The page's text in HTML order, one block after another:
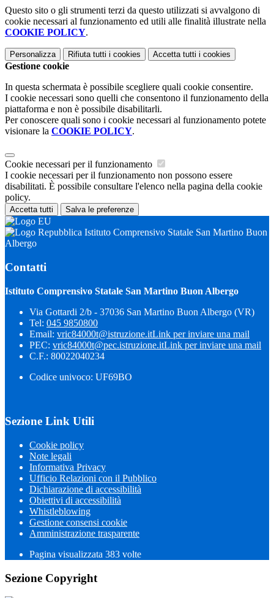
Questo sito o gli strumenti terzi da questo utilizzati si avvalgono di
cookie necessari al funzionamento ed utili alle finalità illustrate nella
COOKIE POLICY.
Personalizza Rifiuta tutti i cookies Accetta tutti i cookies
Gestione cookie
In questa schermata è possibile scegliere quali cookie consentire.
I cookie necessari sono quelli che consentono il funzionamento della
piattaforma e non è possibile disabilitarli.
Per conoscere quali sono i cookie necessari al funzionamento potete
visionare la COOKIE POLICY.
Cookie necessari per il funzionamento
I cookie necessari per il funzionamento non possono essere
disabilitati. È possibile consultare l'elenco nella pagina della cookie
policy.
Accetta tutti Salva le preferenze
Istituto Comprensivo Statale San Martino Buon
Albergo
Contatti
Istituto Comprensivo Statale San Martino Buon Albergo
Via Gottardi 2/b - 37036 San Martino Buon Albergo (VR)
Tel: 045 9850800
Email: vric84000t@istruzione.itLink per inviare una mail
PEC: vric84000t@pec.istruzione.itLink per inviare una mail
C.F.: 80022040234
Codice univoco: UF69BO
Sezione Link Utili
Cookie policy
Note legali
Informativa Privacy
Ufficio Relazioni con il Pubblico
Dichiarazione di accessibilità
Obiettivi di accessibilità
Whistleblowing
Gestione consensi cookie
Amministrazione trasparente
Pagina visualizzata 383 volte
Sezione Copyright